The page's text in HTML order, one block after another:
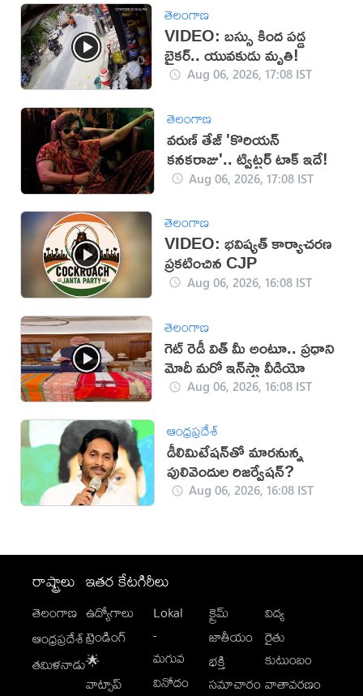
తెలంగాణ
VIDEO: బస్సు కింద పడ్డ
బైకర్.. యువకుడు మృతి!
Aug 06, 2026, 17:08 IST
తెలంగాణ
వరుణ్ తేజ్ 'కొరియన్
కనకరాజు'.. ట్విట్టర్ టాక్ ఇదే!
Aug 06, 2026, 17:08 IST
తెలంగాణ
VIDEO: భవిష్యత్ కార్యాచరణ
ప్రకటించిన CJP
Aug 06, 2026, 16:08 IST
తెలంగాణ
గెట్ రెడీ విత్ మీ అంటూ.. ప్రధాని
మోదీ మరో ఇన్‌స్టా వీడియో
Aug 06, 2026, 16:08 IST
ఆంధ్రప్రదేశ్
డీలిమిటేషన్‌తో మారనున్న
పులివెందుల రిజర్వేషన్?
Aug 06, 2026, 16:08 IST
రాష్ట్రాలు
తెలంగాణ
ఆంధ్రప్రదేశ్
తమిళనాడు
ఇతర కేటగిరీలు
ఉద్యోగాలు
ట్రెండింగ్
🌟
వాట్సాప్
Lokal
-
మగువ
వినోదం
క్రైమ్
జాతీయం
భక్తి
సమాచారం
విద్య
రైతు
కుటుంబం
వాతావరణం